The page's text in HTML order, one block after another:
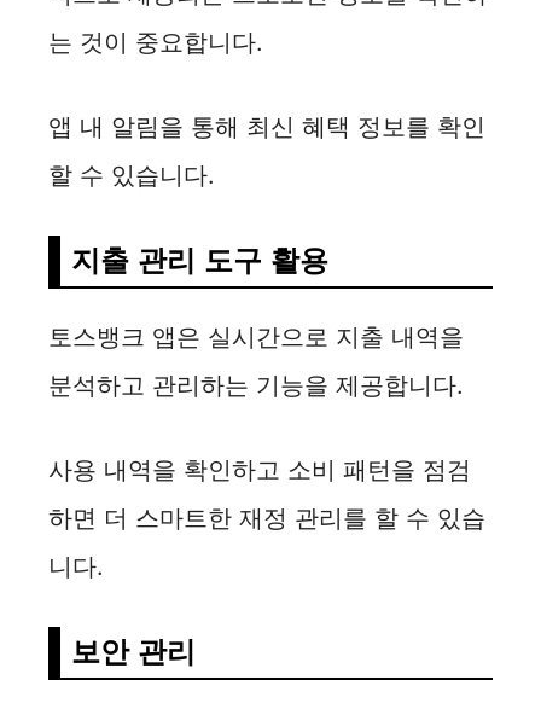
는 것이 중요합니다.
앱 내 알림을 통해 최신 혜택 정보를 확인
할 수 있습니다.
지출 관리 도구 활용
토스뱅크 앱은 실시간으로 지출 내역을
분석하고 관리하는 기능을 제공합니다.
사용 내역을 확인하고 소비 패턴을 점검
하면 더 스마트한 재정 관리를 할 수 있습
니다.
보안 관리